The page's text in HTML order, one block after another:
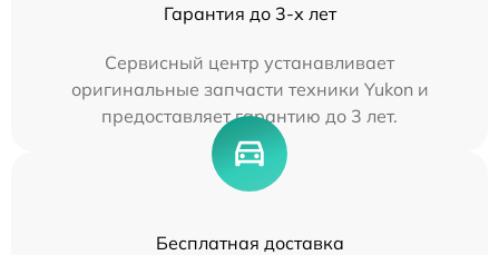
Гарантия до 3-х лет
Сервисный центр устанавливает
оригинальные запчасти техники Yukon и
предоставляет гарантию до 3 лет.
Бесплатная доставка